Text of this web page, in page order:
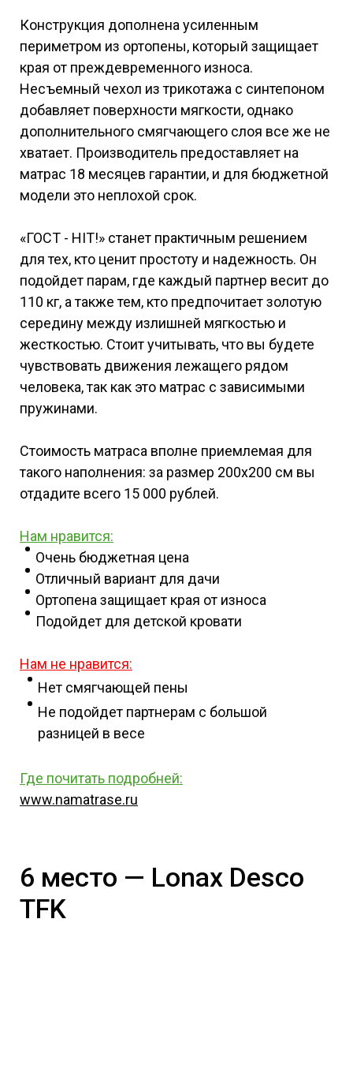
Конструкция дополнена усиленным
периметром из ортопены, который защищает
края от преждевременного износа.
Несъемный чехол из трикотажа с синтепоном
добавляет поверхности мягкости, однако
дополнительного смягчающего слоя все же не
хватает. Производитель предоставляет на
матрас 18 месяцев гарантии, и для бюджетной
модели это неплохой срок.
«ГОСТ - HIT!» станет практичным решением
для тех, кто ценит простоту и надежность. Он
подойдет парам, где каждый партнер весит до
110 кг, а также тем, кто предпочитает золотую
середину между излишней мягкостью и
жесткостью. Стоит учитывать, что вы будете
чувствовать движения лежащего рядом
человека, так как это матрас с зависимыми
пружинами.
Стоимость матраса вполне приемлемая для
такого наполнения: за размер 200x200 см вы
отдадите всего 15 000 рублей.
Нам нравится:
Очень бюджетная цена
Отличный вариант для дачи
Ортопена защищает края от износа
Подойдет для детской кровати
Нам не нравится:
Нет смягчающей пены
Не подойдет партнерам с большой
разницей в весе
Где почитать подробней:
www.namatrase.ru
6 место — Lonax Desco
TFK